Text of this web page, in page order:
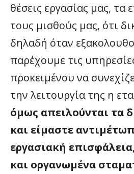
θέσεις εργασίας μας, τα
τους μισθούς μας, ότι
δηλαδή όταν
παρέχουμε τις
προκειμένου να
την λειτουργία της η
όμως απειλούνται τα
και είμαστε
εργασιακή
και οργανωμένα